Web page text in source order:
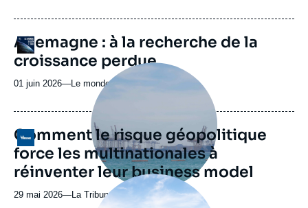
journal,
ou
émission
Logo
URL
de
Spotify
Allemagne : à la recherche de la
croissance perdue
01 juin 2026—Nom
journal,
revue
ou
émission
Le monde selon l'Ifri
Logo
Image
principale
médiatique
Comment le risque géopolitique
force les multinationales à
réinventer leur business model
29 mai 2026—Nom
La Tribune
Image
principale
médiatique